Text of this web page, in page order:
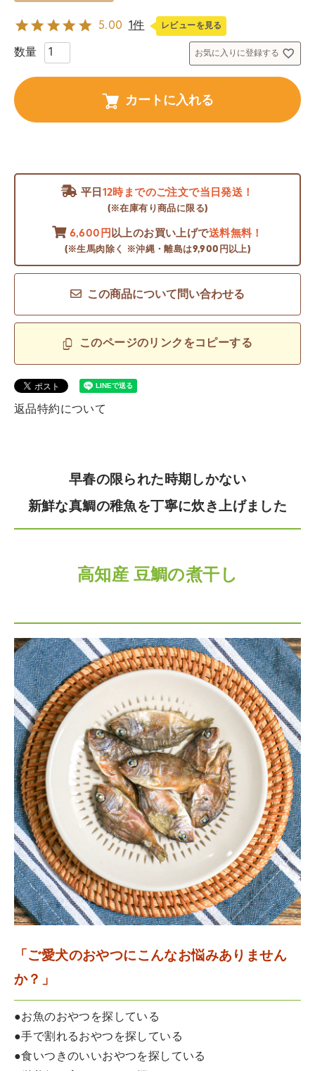
5.00 1件 レビューを見る
お気に入りに登録する
カートに入れる
平日 12時までのご注文で当日発送！
(※在庫有り商品に限る)
6,600円以上のお買い上げで送料無料！
(※生馬肉除く ※沖縄・離島は9,900円以上)
この商品について問い合わせる
このページのリンクをコピーする
返品特約について
早春の限られた時期しかない
新鮮な真鯛の稚魚を丁寧に炊き上げました
高知産 豆鯛の煮干し
「ご愛犬のおやつにこんなお悩みありません
か？」
●お魚のおやつを探している
●手で割れるおやつを探している
●食いつきのいいおやつを探している